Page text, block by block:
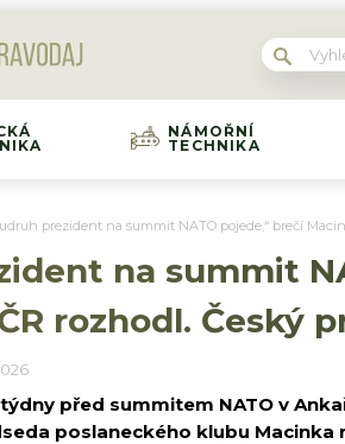
NÁMOŘNÍ
TECHNIKA
prezident na summit NATO pojede,“ brečí
na summit
rozhodl. Český
před summitem NATO v
poslaneckého klubu Macinka